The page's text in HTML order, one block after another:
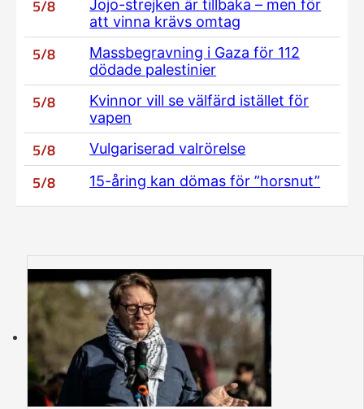
5/8
Jojo-strejken är tillbaka – men för
att vinna krävs omtag
5/8
Massbegravning i Gaza för 112
dödade palestinier
5/8
Kvinnor vill se välfärd istället för
vapen
5/8 Vulgariserad valrörelse
5/8 15-åring kan dömas för ”horsnut”